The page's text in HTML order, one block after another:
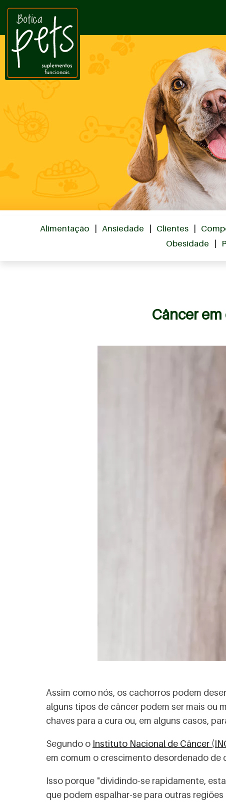
Alimentação Ansiedade Clientes
Obesidade
Câncer
Assim como nós, os cachorros podem
alguns tipos de câncer podem ser mais ou
chaves para a cura ou, em alguns casos,
Segundo o Instituto Nacional de Câncer
em comum o crescimento desordenado
Isso porque "dividindo-se rapidamente,
que podem espalhar-se para outras